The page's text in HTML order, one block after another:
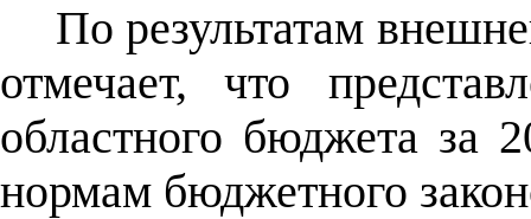
По результатам
отмечает, что
областного бюджета за
нормам бюджетного